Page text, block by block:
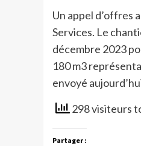
Un appel d’offres
Services. Le
décembre 2023
180 m3
envoyé
298 visiteurs
Partager :